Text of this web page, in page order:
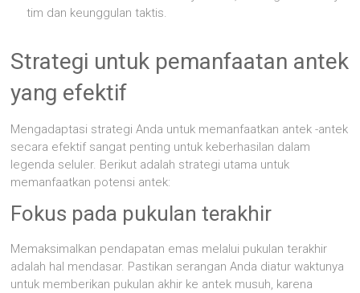
tim dan keunggulan taktis.
Strategi untuk pemanfaatan antek
yang efektif
Mengadaptasi strategi Anda untuk memanfaatkan antek -antek
secara efektif sangat penting untuk keberhasilan dalam
legenda seluler. Berikut adalah strategi utama untuk
memanfaatkan potensi antek:
Fokus pada pukulan terakhir
Memaksimalkan pendapatan emas melalui pukulan terakhir
adalah hal mendasar. Pastikan serangan Anda diatur waktunya
untuk memberikan pukulan akhir ke antek musuh, karena